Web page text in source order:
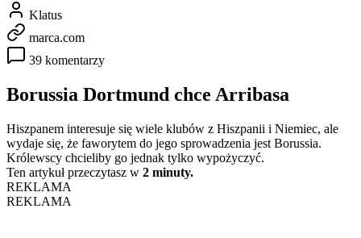
Klatus
marca.com
39 komentarzy
Borussia Dortmund chce Arribasa
Hiszpanem interesuje się wiele klubów z Hiszpanii i Niemiec, ale
wydaje się, że faworytem do jego sprowadzenia jest Borussia.
Królewscy chcieliby go jednak tylko wypożyczyć.
Ten artykuł przeczytasz w 2 minuty.
REKLAMA
REKLAMA